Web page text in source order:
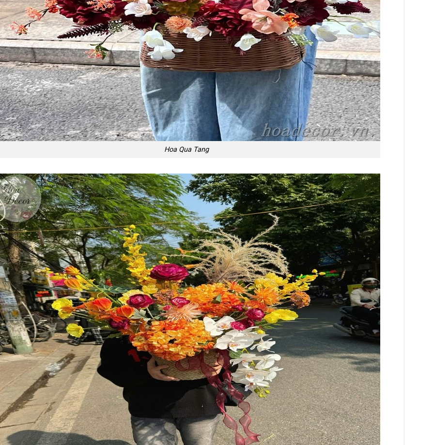
Hoa Qua Tang